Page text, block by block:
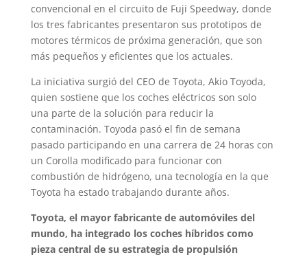
convencional en el circuito de Fuji Speedway, donde
los tres fabricantes presentaron sus prototipos de
motores térmicos de próxima generación, que son
más pequeños y eficientes que los actuales.
La iniciativa surgió del CEO de Toyota, Akio Toyoda,
quien sostiene que los coches eléctricos son solo
una parte de la solución para reducir la
contaminación. Toyoda pasó el fin de semana
pasado participando en una carrera de 24 horas con
un Corolla modificado para funcionar con
combustión de hidrógeno, una tecnología en la que
Toyota ha estado trabajando durante años.
Toyota, el mayor fabricante de automóviles del
mundo, ha integrado los coches híbridos como
pieza central de su estrategia de propulsión